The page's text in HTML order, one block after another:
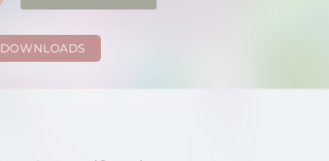
DOWNLOADS